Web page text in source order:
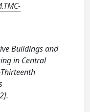
Buildings and
in Central